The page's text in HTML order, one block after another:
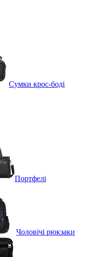
Сумки крос-боді
Портфелі
Чоловічі рюкзаки